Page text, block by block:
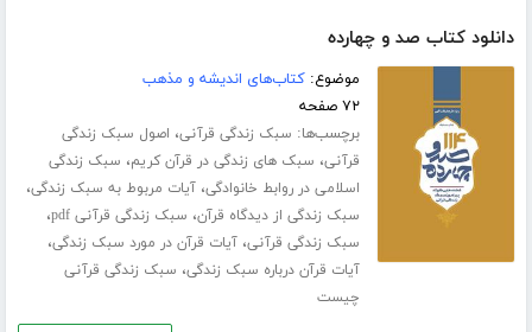
دانلود کتاب صد و چهارده
موضوع:کتاب‌های اندیشه و مذهب
۷۲ صفحه
برچسب‌ها: سبک زندگی قرآنی، اصول سبک زندگی
قرآنی، سبک های زندگی در قرآن کریم، سبک زندگی
اسلامی در روابط خانوادگی،آیات مربوط به سبک زندگی،
سبک زندگی از دیدگاه قرآن، سبک زندگی قرآنی pdf ،
سبک زندگی قرآنی،آیات قرآن در مورد سبک زندگی،
آیات قرآن درباره سبک زندگی، سبک زندگی قرآنی
چیست